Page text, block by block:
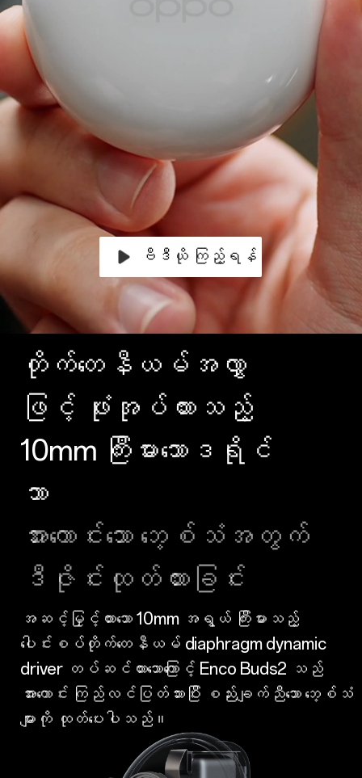
ဗီဒီယို ကြည့်ရန်
တိုက်တေနီယမ်အလွှာ
ဖြင့် ဖုံးအုပ်ထားသည့်
10mm ကြီးမားသောဒရိုင်
ဘာ
အားကောင်းသော ဘေ့စ်သံအတွက်
ဒီဇိုင်းထုတ်ထားခြင်း
အဆင့်မြှင့်ထားသော 10mm အရွယ် ကြီးမားသည့်
ပေါင်းစပ်တိုက်တေနီယမ် diaphragm dynamic
driver တပ်ဆင်ထားသောကြောင့် Enco Buds2 သည်
အားကောင်း ကြည်လင်ပြတ်သားပြီး စည်းချက်ညီသော ဘေ့စ်သံ
များကို ထုတ်ပေးပါသည်။